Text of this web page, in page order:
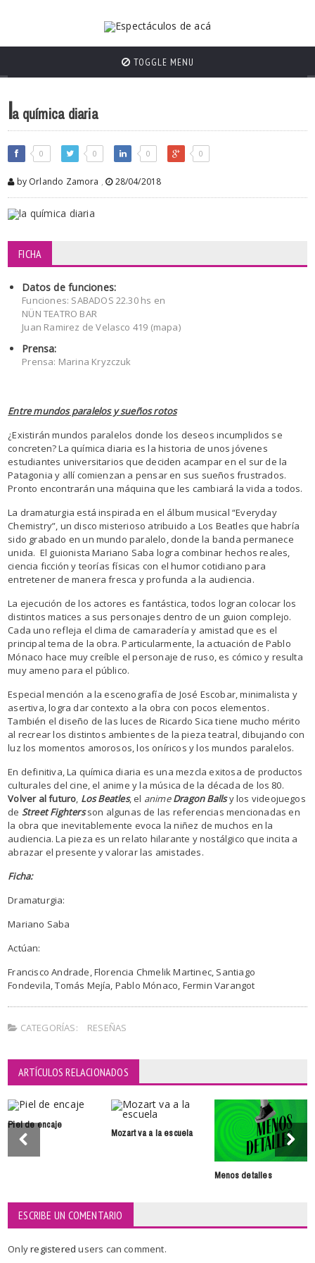
TOGGLE MENU
la química diaria
0 0 0 0
by Orlando Zamora , 28/04/2018
FICHA
Datos de funciones:
Funciones: SABADOS 22.30 hs en
NÜN TEATRO BAR
Juan Ramirez de Velasco 419 (mapa)
Prensa:
Prensa: Marina Kryzczuk
Entre mundos paralelos y sueños rotos
¿Existirán mundos paralelos donde los deseos incumplidos se
concreten? La química diaria es la historia de unos jóvenes
estudiantes universitarios que deciden acampar en el sur de la
Patagonia y allí comienzan a pensar en sus sueños frustrados.
Pronto encontrarán una máquina que les cambiará la vida a todos.
La dramaturgia está inspirada en el álbum musical “Everyday
Chemistry”, un disco misterioso atribuido a Los Beatles que habría
sido grabado en un mundo paralelo, donde la banda permanece
unida. El guionista Mariano Saba logra combinar hechos reales,
ciencia ficción y teorías físicas con el humor cotidiano para
entretener de manera fresca y profunda a la audiencia.
La ejecución de los actores es fantástica, todos logran colocar los
distintos matices a sus personajes dentro de un guion complejo.
Cada uno refleja el clima de camaradería y amistad que es el
principal tema de la obra. Particularmente, la actuación de Pablo
Mónaco hace muy creíble el personaje de ruso, es cómico y resulta
muy ameno para el público.
Especial mención a la escenografía de José Escobar, minimalista y
asertiva, logra dar contexto a la obra con pocos elementos.
También el diseño de las luces de Ricardo Sica tiene mucho mérito
al recrear los distintos ambientes de la pieza teatral, dibujando con
luz los momentos amorosos, los oníricos y los mundos paralelos.
En definitiva, La química diaria es una mezcla exitosa de productos
culturales del cine, el anime y la música de la década de los 80.
Volver al futuro, Los Beatles, el animeDragon Ballsy los videojuegos
de Street Fightersson algunas de las referencias mencionadas en
la obra que inevitablemente evoca la niñez de muchos en la
audiencia. La pieza es un relato hilarante y nostálgico que incita a
abrazar el presente y valorar las amistades.
Ficha:
Dramaturgia:
Mariano Saba
Actúan:
Francisco Andrade, Florencia Chmelik Martinec, Santiago
Fondevila, Tomás Mejía, Pablo Mónaco, Fermin Varangot
CATEGORÍAS: RESEÑAS
ARTÍCULOS RELACIONADOS
Piel de encaje
Mozart va a la escuela
Menos detalles
ESCRIBE UN COMENTARIO
Onlyregisteredusers can comment.